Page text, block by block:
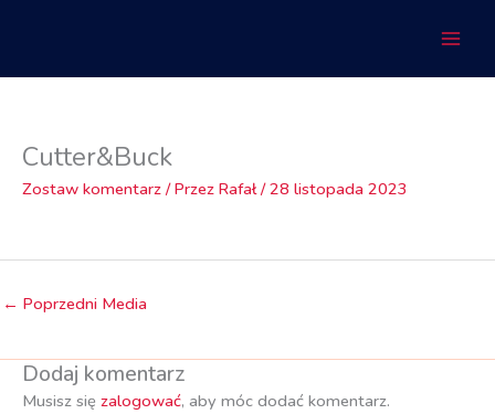
Cutter&Buck
Zostaw komentarz / Przez Rafał/28 listopada 2023
← Poprzedni Media
Dodaj komentarz
Musisz się zalogować, aby móc dodać komentarz.